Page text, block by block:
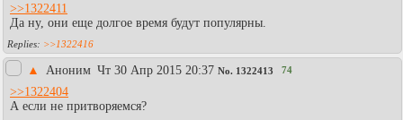
>>1322411
Да ну, они еще долгое время будут популярны.
>>1322416
▲ Аноним Чт 30 Апр 2015 20:37 No. 1322413 74
>>1322404
А если не притворяемся?